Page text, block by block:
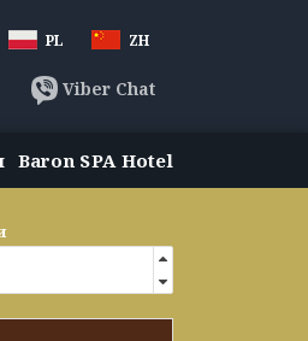
PL ZH
Viber Chat
Baron SPA Hotel